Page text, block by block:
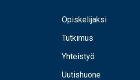
Opiskelijaksi
Tutkimus
Yhteistyö
Uutishuone